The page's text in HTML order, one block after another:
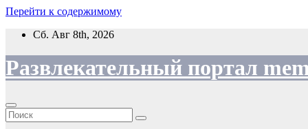
Перейти к содержимому
Сб. Авг 8th, 2026
Развлекательный портал